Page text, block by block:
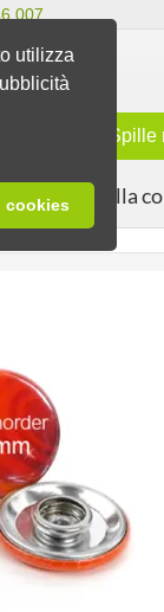
utilizza
cookies
007
Spilla